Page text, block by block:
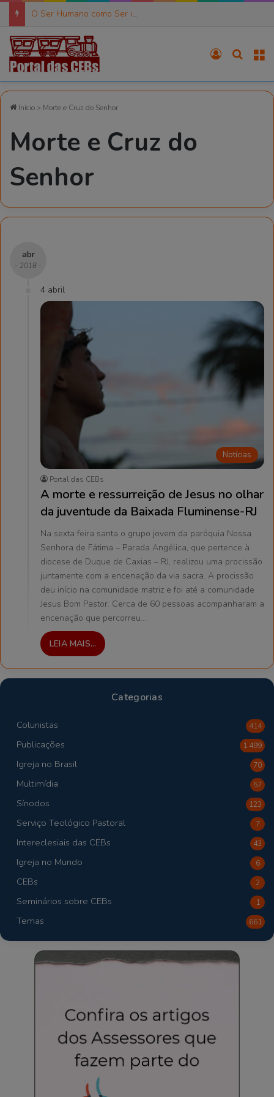
O Ser Humano como Ser de Práxis (6)
Entrar
Início > Morte e Cruz do Senhor
Morte e Cruz do
Senhor
abr
- 2018 -
4 abril
Notícias
Portal das CEBs
A morte e ressurreição de Jesus no olhar
da juventude da Baixada Fluminense-RJ
Na sexta feira santa o grupo jovem da paróquia Nossa
Senhora de Fátima – Parada Angélica, que pertence à
diocese de Duque de Caxias – RJ, realizou uma procissão
juntamente com a encenação da via sacra. A procissão
deu início na comunidade matriz e foi até a comunidade
Jesus Bom Pastor. Cerca de 60 pessoas acompanharam a
encenação que percorreu…
LEIA MAIS...
Categorias
Colunistas 414
Publicações 1.499
Igreja no Brasil 70
Multimídia 57
Sínodos 123
Serviço Teológico Pastoral 7
Intereclesiais das CEBs 43
Igreja no Mundo 6
CEBs 2
Seminários sobre CEBs 1
Temas 661